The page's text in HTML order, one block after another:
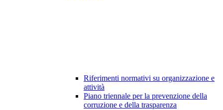
Riferimenti normativi su organizzazione e
attività
Piano triennale per la prevenzione della
corruzione e della trasparenza